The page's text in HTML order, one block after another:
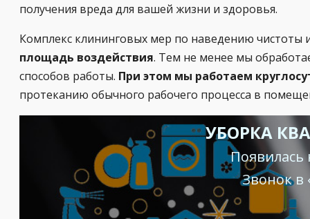
получения вреда для вашей жизни и здоровья.
Комплекс клининговых мер по наведению чистоты
площадь воздействия. Тем не менее мы
способов работы. При этом мы работаем
протеканию обычного рабочего процесса в
УБОРКА
Появилась
Звонок в